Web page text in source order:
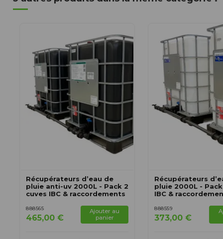
Récupérateurs d’eau de
pluie anti-uv 2000L - Pack 2
cuves IBC & raccordements
888565
465,00 €
Ajouter au
panier
Récupérateurs
pluie 2000L -
IBC &
888559
373,00 €